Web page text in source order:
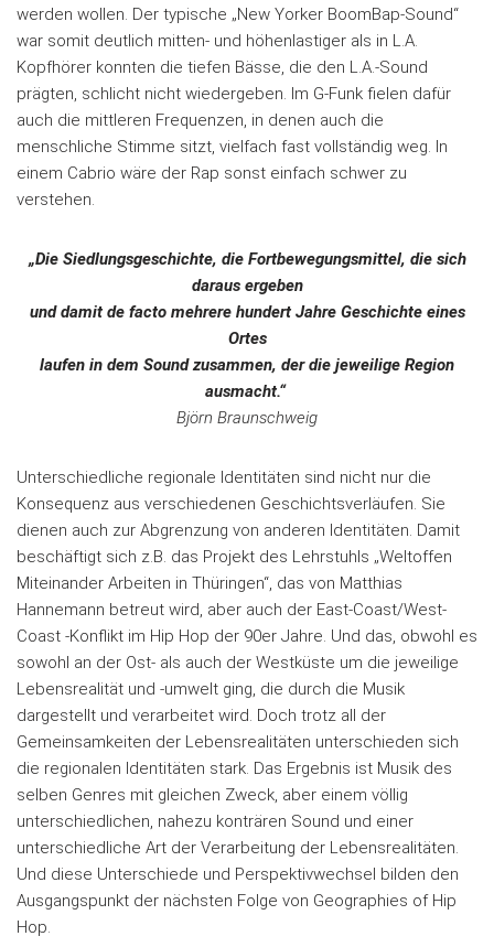
werden wollen. Der typische „New Yorker BoomBap-Sound“
war somit deutlich mitten- und höhenlastiger als in L.A.
Kopfhörer konnten die tiefen Bässe, die den L.A.-Sound
prägten, schlicht nicht wiedergeben. Im G-Funk fielen dafür
auch die mittleren Frequenzen, in denen auch die
menschliche Stimme sitzt, vielfach fast vollständig weg. In
einem Cabrio wäre der Rap sonst einfach schwer zu
verstehen.
„Die Siedlungsgeschichte, die Fortbewegungsmittel, die sich
daraus ergeben
und damit de facto mehrere hundert Jahre Geschichte eines
Ortes
laufen in dem Sound zusammen, der die jeweilige Region
ausmacht.“
Björn Braunschweig
Unterschiedliche regionale Identitäten sind nicht nur die
Konsequenz aus verschiedenen Geschichtsverläufen. Sie
dienen auch zur Abgrenzung von anderen Identitäten. Damit
beschäftigt sich z.B. das Projekt des Lehrstuhls „Weltoffen
Miteinander Arbeiten in Thüringen“, das von Matthias
Hannemann betreut wird, aber auch der East-Coast/West-
Coast -Konflikt im Hip Hop der 90er Jahre. Und das, obwohl es
sowohl an der Ost- als auch der Westküste um die jeweilige
Lebensrealität und -umwelt ging, die durch die Musik
dargestellt und verarbeitet wird. Doch trotz all der
Gemeinsamkeiten der Lebensrealitäten unterschieden sich
die regionalen Identitäten stark. Das Ergebnis ist Musik des
selben Genres mit gleichen Zweck, aber einem völlig
unterschiedlichen, nahezu konträren Sound und einer
unterschiedliche Art der Verarbeitung der Lebensrealitäten.
Und diese Unterschiede und Perspektivwechsel bilden den
Ausgangspunkt der nächsten Folge von Geographies of Hip
Hop.